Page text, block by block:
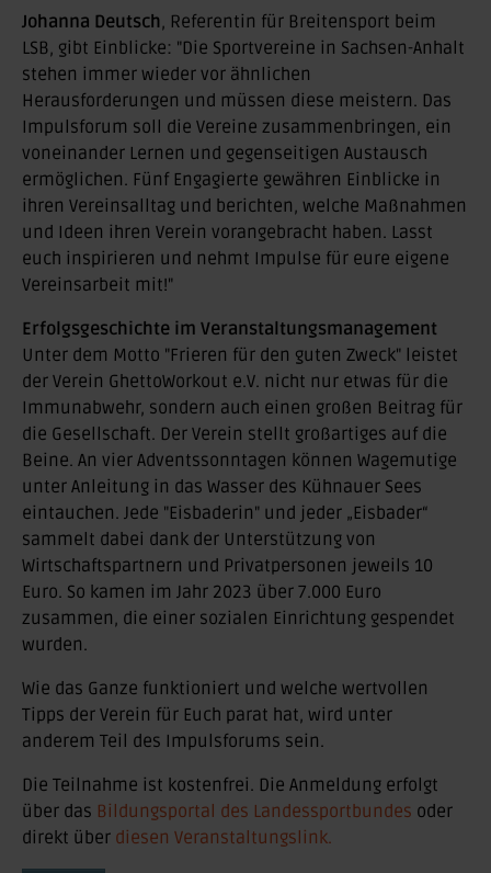
Johanna Deutsch, Referentin für Breitensport beim
LSB, gibt Einblicke: "Die Sportvereine in Sachsen-Anhalt
stehen immer wieder vor ähnlichen
Herausforderungen und müssen diese meistern. Das
Impulsforum soll die Vereine zusammenbringen, ein
voneinander Lernen und gegenseitigen Austausch
ermöglichen. Fünf Engagierte gewähren Einblicke in
ihren Vereinsalltag und berichten, welche Maßnahmen
und Ideen ihren Verein vorangebracht haben. Lasst
euch inspirieren und nehmt Impulse für eure eigene
Vereinsarbeit mit!"
Erfolgsgeschichte im Veranstaltungsmanagement
Unter dem Motto "Frieren für den guten Zweck" leistet
der Verein GhettoWorkout e.V. nicht nur etwas für die
Immunabwehr, sondern auch einen großen Beitrag für
die Gesellschaft. Der Verein stellt großartiges auf die
Beine. An vier Adventssonntagen können Wagemutige
unter Anleitung in das Wasser des Kühnauer Sees
eintauchen. Jede "Eisbaderin" und jeder „Eisbader“
sammelt dabei dank der Unterstützung von
Wirtschaftspartnern und Privatpersonen jeweils 10
Euro. So kamen im Jahr 2023 über 7.000 Euro
zusammen, die einer sozialen Einrichtung gespendet
wurden.
Wie das Ganze funktioniert und welche wertvollen
Tipps der Verein für Euch parat hat, wird unter
anderem Teil des Impulsforums sein.
Die Teilnahme ist kostenfrei. Die Anmeldung erfolgt
über das Bildungsportal des Landessportbundes oder
direkt über diesen Veranstaltungslink.